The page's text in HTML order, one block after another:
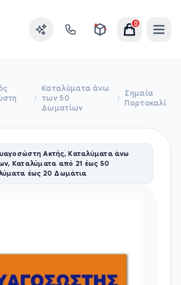
0
/
Καταλύματα άνω
των 50
Δωματίων
/
Σημαία
Πορτοκαλί
Ακτής, Καταλύματα άνω
Καταλύματα από 21 έως 50
έως 20 Δωμάτια